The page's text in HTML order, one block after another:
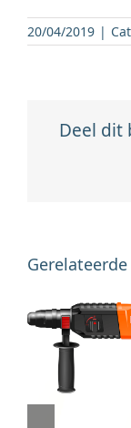
20/04/2019 |
Deel dit